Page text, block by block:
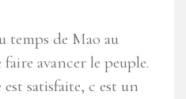
temps de Mao au
avancer le peuple.
satisfaite, c est un